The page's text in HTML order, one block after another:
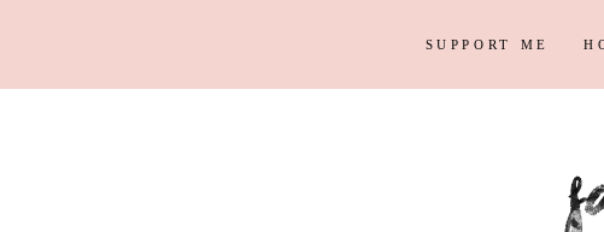
SUPPORT ME